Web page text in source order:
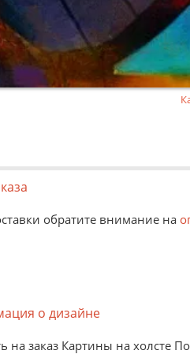
обратите внимание на
о дизайне
на заказ Картины на холсте